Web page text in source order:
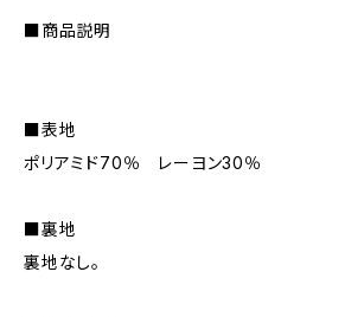
■商品説明
■表地
ポリアミド70％ レーヨン30％
■裏地
裏地なし。